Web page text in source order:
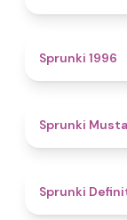
Sprunki 1996
Sprunki
Sprunki